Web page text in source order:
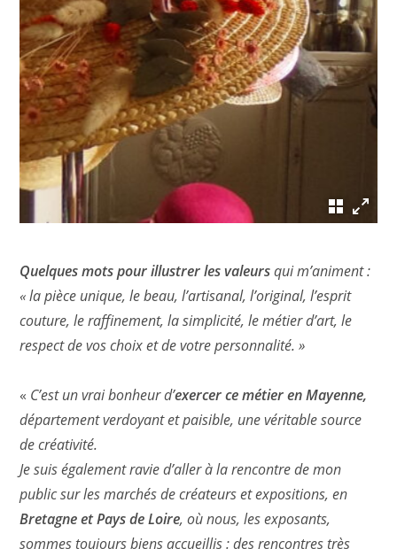
Quelques mots pour illustrer les valeursqui m’animent :
« la pièce unique, le beau, l’artisanal, l’original, l’esprit
couture, le raffinement, la simplicité, le métier d’art, le
respect de vos choix et de votre personnalité. »
« C’est un vrai bonheur d’exercer ce métier en Mayenne,
département verdoyant et paisible, une véritable source
de créativité.
Je suis également ravie d’aller à la rencontre de mon
public sur les marchés de créateurs et expositions, en
Bretagne et Pays de Loire, où nous, les exposants,
sommes toujours biens accueillis : des rencontres très